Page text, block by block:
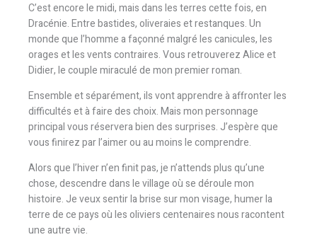
C’est encore le midi, mais dans les terres cette fois, en
Dracénie. Entre bastides, oliveraies et restanques. Un
monde que l’homme a façonné malgré les canicules, les
orages et les vents contraires. Vous retrouverez Alice et
Didier, le couple miraculé de mon premier roman.
Ensemble et séparément, ils vont apprendre à affronter les
difficultés et à faire des choix. Mais mon personnage
principal vous réservera bien des surprises. J’espère que
vous finirez par l’aimer ou au moins le comprendre.
Alors que l’hiver n’en finit pas, je n’attends plus qu’une
chose, descendre dans le village où se déroule mon
histoire. Je veux sentir la brise sur mon visage, humer la
terre de ce pays où les oliviers centenaires nous racontent
une autre vie.